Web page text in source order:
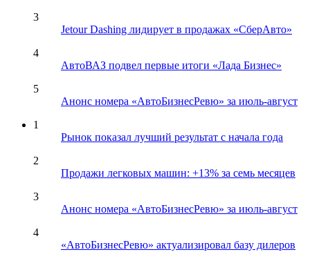
3
Jetour Dashing лидирует в продажах «СберАвто»
4
АвтоВАЗ подвел первые итоги «Лада Бизнес»
5
Анонс номера «АвтоБизнесРевю» за июль-август
1
Рынок показал лучший результат с начала года
2
Продажи легковых машин: +13% за семь месяцев
3
Анонс номера «АвтоБизнесРевю» за июль-август
4
«АвтоБизнесРевю» актуализировал базу дилеров